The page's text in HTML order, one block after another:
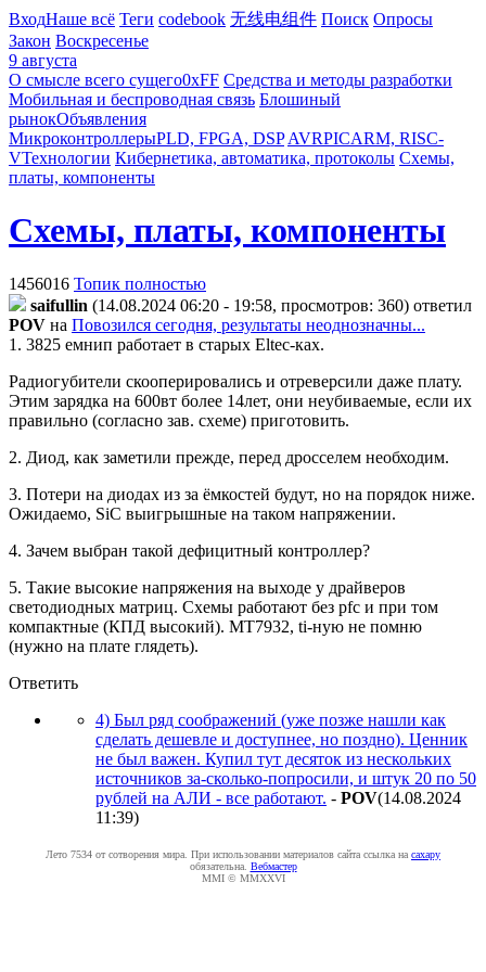
ВходНаше всё Теги codebook 无线电组件 Поиск Опросы
Закон Воскресенье
9 августа
О смысле всего сущего0xFF Средства и методы разработки
Мобильная и беспроводная связь Блошиный
рынокОбъявления
МикроконтроллерыPLD, FPGA, DSP AVRPICARM, RISC-
VТехнологии Кибернетика, автоматика, протоколы Схемы,
платы, компоненты
Схемы, платы, компоненты
1456016 Топик полностью
saifullin (14.08.2024 06:20 - 19:58, просмотров: 360) ответил
POV на Повозился сегодня, результаты неоднозначны...
1. 3825 емнип работает в старых Eltec-ках.
Радиогубители скооперировались и отреверсили даже плату.
Этим зарядка на 600вт более 14лет, они неубиваемые, если их
правильно (согласно зав. схеме) приготовить.
2. Диод, как заметили прежде, перед дросселем необходим.
3. Потери на диодах из за ёмкостей будут, но на порядок ниже.
Ожидаемо, SiC выигрышные на таком напряжении.
4. Зачем выбран такой дефицитный контроллер?
5. Такие высокие напряжения на выходе у драйверов
светодиодных матриц. Схемы работают без pfc и при том
компактные (КПД высокий). MT7932, ti-ную не помню
(нужно на плате глядеть).
Ответить
4) Был ряд соображений (уже позже нашли как
сделать дешевле и доступнее, но поздно). Ценник
не был важен. Купил тут десяток из нескольких
источников за-сколько-попросили, и штук 20 по 50
рублей на АЛИ - все работают. - POV(14.08.2024
11:39)
Лето 7534 от сотворения мира. При использовании материалов сайта ссылка на caxapу
обязательна. Вебмастер
MMI © MMXXVI